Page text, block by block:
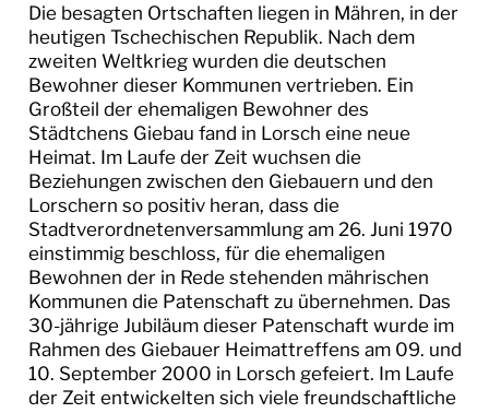
LEBEN IN LORSCH
KULTUR
UNESCO-WELTKULTURERBE
STADTFESTE
MUSEEN
FREUNDE IN EUROPA
Le Coteau
Zwevegem
Die besagten Ortschaften liegen in Mähren, in der
heutigen Tschechischen Republik. Nach dem
zweiten Weltkrieg wurden die deutschen
Bewohner dieser Kommunen vertrieben. Ein
Großteil der ehemaligen Bewohner des
Städtchens Giebau fand in Lorsch eine neue
Heimat. Im Laufe der Zeit wuchsen die
Beziehungen zwischen den Giebauern und den
Lorschern so positiv heran, dass die
Stadtverordnetenversammlung am 26. Juni 1970
einstimmig beschloss, für die ehemaligen
Bewohnen der in Rede stehenden mährischen
Kommunen die Patenschaft zu übernehmen. Das
30-jährige Jubiläum dieser Patenschaft wurde im
Rahmen des Giebauer Heimattreffens am 09. und
10. September 2000 in Lorsch gefeiert. Im Laufe
der Zeit entwickelten sich viele freundschaftliche